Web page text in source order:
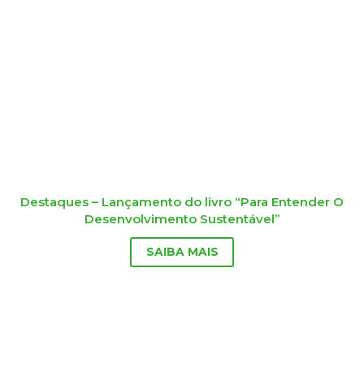
Destaques – Lançamento do livro “Para Entender O
Desenvolvimento Sustentável”
SAIBA MAIS